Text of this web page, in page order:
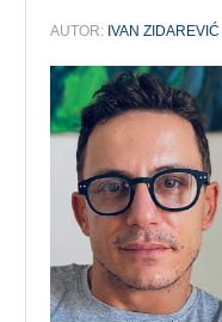
AUTOR: IVAN ZIDAREVIĆ